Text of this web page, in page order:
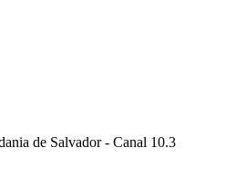
de Salvador - Canal 10.3